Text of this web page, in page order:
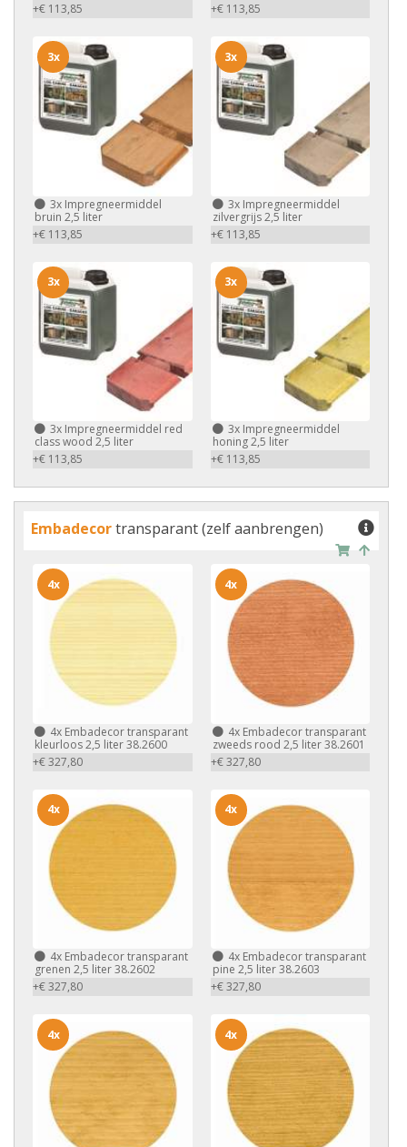
+€ 113,85
+€ 113,85
3x Impregneermiddel
bruin 2,5 liter
+€ 113,85
3x
3xImpregneermiddel
zilvergrijs 2,5 liter
+€ 113,85
3x
3x Impregneermiddel red
class wood 2,5 liter
+€ 113,85
3x
3xImpregneermiddel
honing 2,5 liter
+€ 113,85
3x
Embadecortransparant (zelf aanbrengen)
4x Embadecor transparant
kleurloos 2,5 liter 38.2600
+€ 327,80
4x
4xEmbadecor transparant
zweeds rood 2,5 liter 38.2601
+€ 327,80
4x
4x Embadecor transparant
grenen 2,5 liter 38.2602
+€ 327,80
4x
4xEmbadecor transparant
pine 2,5 liter 38.2603
+€ 327,80
4x
4x 4x